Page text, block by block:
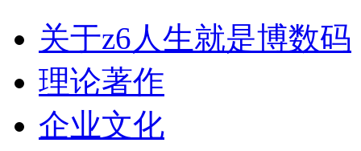
关于z6人生就是博数码
理论著作
企业文化